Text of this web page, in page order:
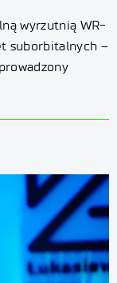
wyrzutnią WR-
suborbitalnych –